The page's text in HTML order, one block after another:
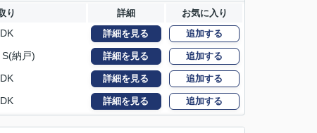
り 詳細 お気に入り
詳細を見る 追加する
納戸) 詳細を見る 追加する
詳細を見る 追加する
詳細を見る 追加する